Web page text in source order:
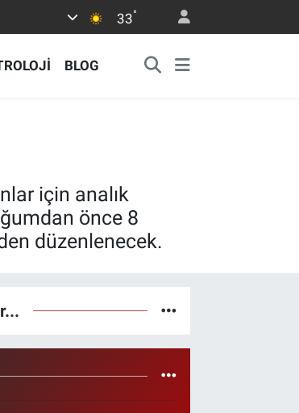
33°
BLOG
için analık
önce 8
düzenlenecek.